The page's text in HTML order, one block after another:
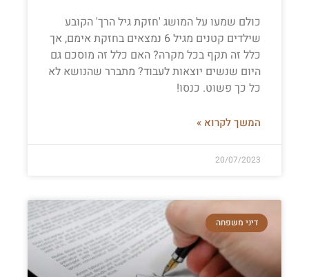
כולם שמעו על המושג 'חזקת גיל הרך' הקובע
שילדים קטנים מגיל 6 נמצאים בחזקת אימם, אך
כלל זה תקף בכל מקרה? האם כלל זה מוסכם גם
היום שנשים יוצאות לעבוד? מתברר שהנושא לא
כל כך פשוט. כנסו!
המשך לקרוא »
20/07/2023
דיני משפחה